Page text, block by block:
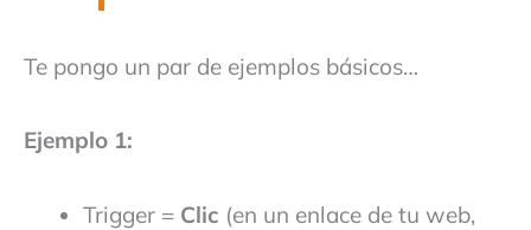
Te pongo un par de ejemplos básicos…
Ejemplo 1:
Trigger = Clic (en un enlace de tu web,